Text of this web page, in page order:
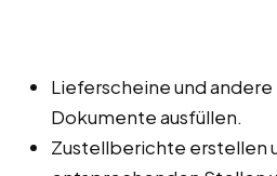
Lieferscheine und
Dokumente ausfüllen.
Zustellberichte erstellen